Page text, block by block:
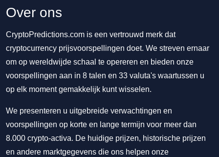
Over ons
CryptoPredictions.com is een vertrouwd merk dat
cryptocurrency prijsvoorspellingen doet. We streven ernaar
om op wereldwijde schaal te opereren en bieden onze
voorspellingen aan in 8 talen en 33 valuta's waartussen u
op elk moment gemakkelijk kunt wisselen.
We presenteren u uitgebreide verwachtingen en
voorspellingen op korte en lange termijn voor meer dan
8.000 crypto-activa. De huidige prijzen, historische prijzen
en andere marktgegevens die ons helpen onze